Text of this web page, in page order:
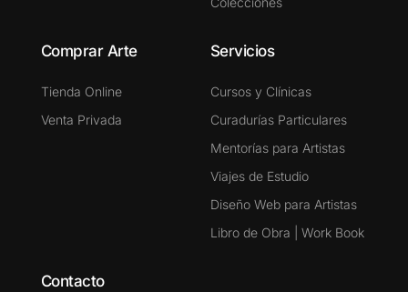
Comprar Arte
Tienda Online
Venta Privada
Servicios
Cursos y Clínicas
Curadurías Particulares
Mentorías para Artistas
Viajes de Estudio
Diseño Web para Artistas
Libro de Obra | Work Book
Contacto